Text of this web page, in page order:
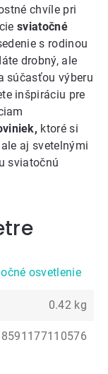
chvíle pri
sviatočné
s rodinou
drobný, ale
súčasťou výberu
inšpiráciu pre
ktoré si
aj svetelnými
sviatočnú
osvetlenie
0.42 kg
8591177110576